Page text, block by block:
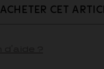
ACHETER CET